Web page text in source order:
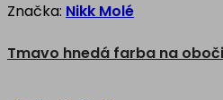
Značka: Nikk Molé
Tmavo hnedá farba na